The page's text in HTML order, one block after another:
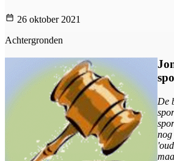
26 oktober 2021
Achtergronden
De
nog